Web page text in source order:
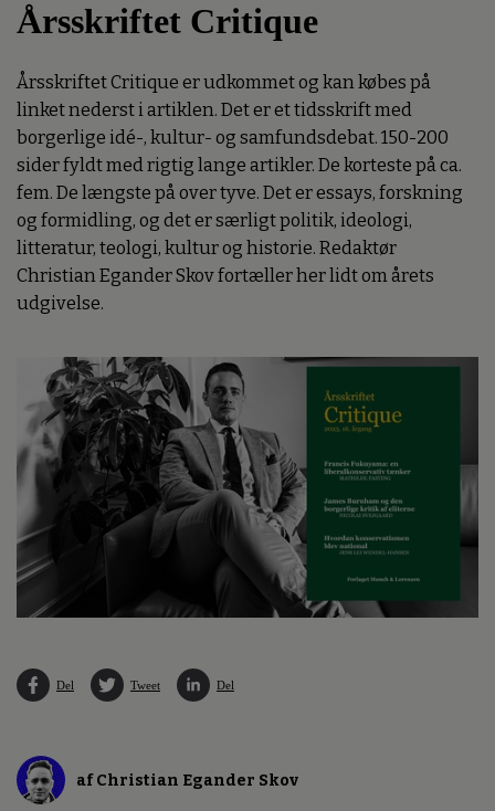
Årsskriftet Critique
Årsskriftet Critique er udkommet og kan købes på
linket nederst i artiklen. Det er et tidsskrift med
borgerlige idé-, kultur- og samfundsdebat. 150-200
sider fyldt med rigtig lange artikler. De korteste på ca.
fem. De længste på over tyve. Det er essays, forskning
og formidling, og det er særligt politik, ideologi,
litteratur, teologi, kultur og historie. Redaktør
Christian Egander Skov fortæller her lidt om årets
udgivelse.
Del Tweet Del
af Christian Egander Skov